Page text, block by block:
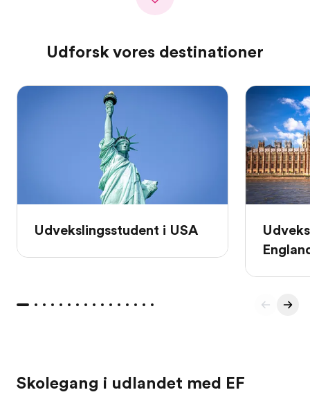
Udforsk vores destinationer
Udvekslingsstudent i USA
Skolegang i udlandet med EF